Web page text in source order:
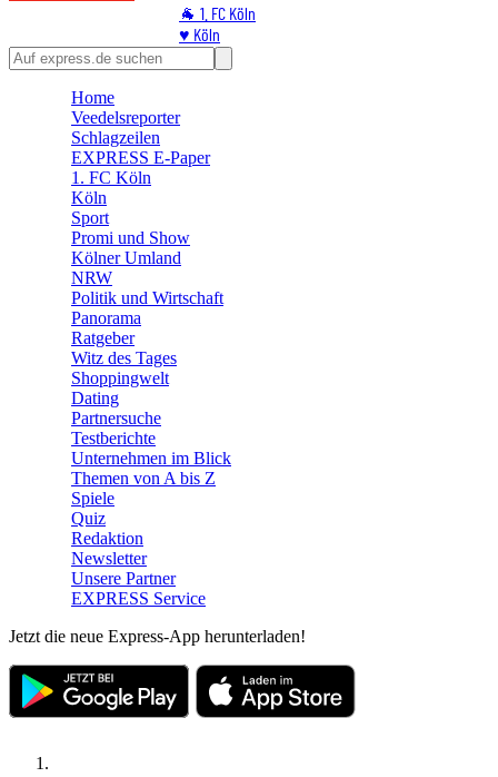
🐐 1. FC Köln
♥️ Köln
⭐ Promi
🛒 Shoppingwelt
Home
Veedelsreporter
Schlagzeilen
EXPRESS E-Paper
1. FC Köln
Köln
Sport
Promi und Show
Kölner Umland
NRW
Politik und Wirtschaft
Panorama
Ratgeber
Witz des Tages
Shoppingwelt
Dating
Partnersuche
Testberichte
Unternehmen im Blick
Themen von A bis Z
Spiele
Quiz
Redaktion
Newsletter
Unsere Partner
EXPRESS Service
Jetzt die neue Express-App herunterladen!